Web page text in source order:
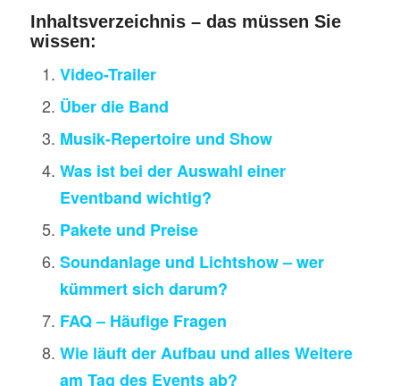
Inhaltsverzeichnis – das müssen Sie
wissen:
Video-Trailer
Über die Band
Musik-Repertoire und Show
Was ist bei der Auswahl einer
Eventband wichtig?
Pakete und Preise
Soundanlage und Lichtshow – wer
kümmert sich darum?
FAQ – Häufige Fragen
Wie läuft der Aufbau und alles Weitere
am Tag des Events ab?